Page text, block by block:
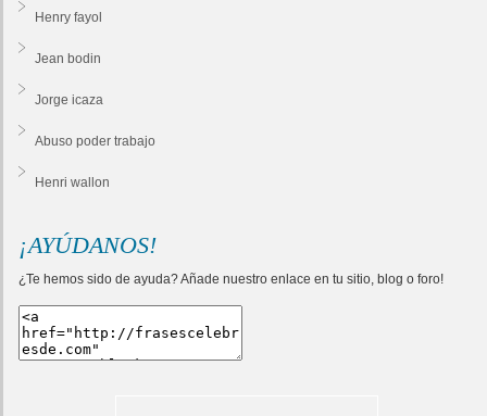
Henry fayol
Jean bodin
Jorge icaza
Abuso poder trabajo
Henri wallon
¡AYÚDANOS!
¿Te hemos sido de ayuda? Añade nuestro enlace en tu sitio, blog o foro!